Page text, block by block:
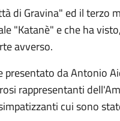
di Gravina" ed il terzo
"Katanè" e che ha
avverso.
presentato da Antonio
rappresentanti
cui sono